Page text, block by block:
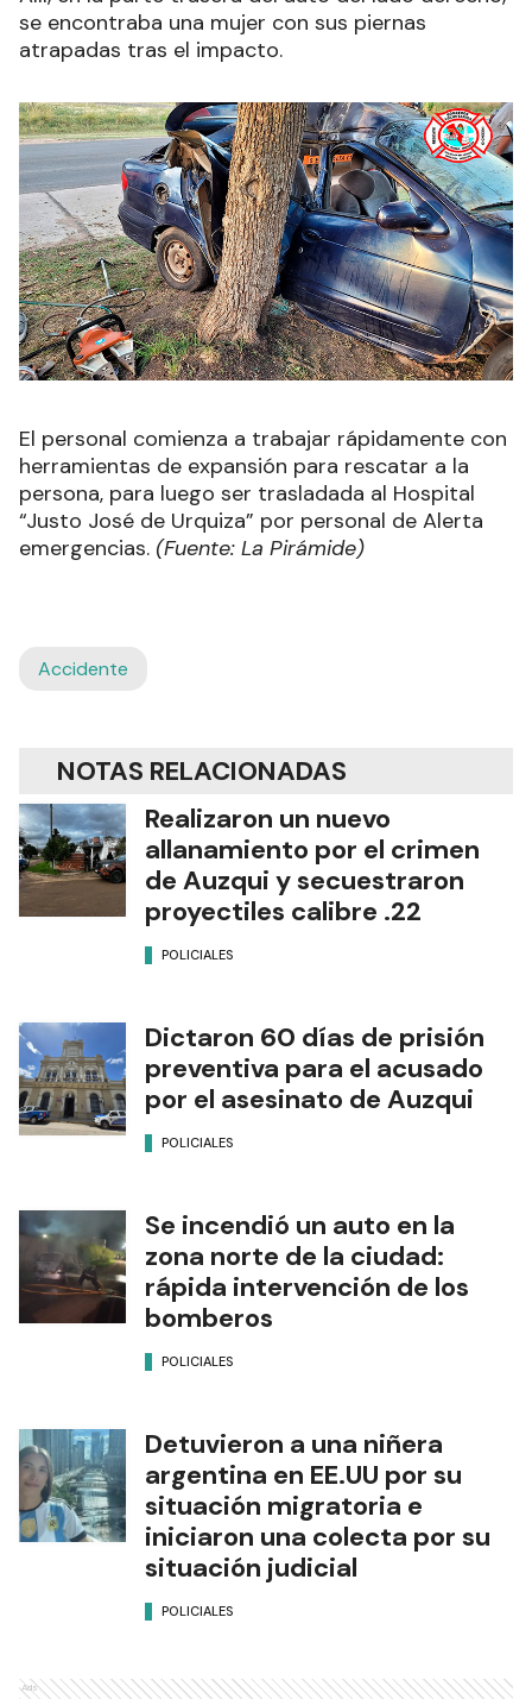
se encontraba una mujer con sus piernas
atrapadas tras el impacto.
El personal comienza a trabajar rápidamente con
herramientas de expansión para rescatar a la
persona, para luego ser trasladada al Hospital
“Justo José de Urquiza” por personal de Alerta
emergencias. (Fuente: La Pirámide)
Accidente
NOTAS RELACIONADAS
Realizaron un nuevo
allanamiento por el crimen
de Auzqui y secuestraron
proyectiles calibre .22
POLICIALES
Dictaron 60 días de prisión
preventiva para el acusado
por el asesinato de Auzqui
POLICIALES
Se incendió un auto en la
zona norte de la ciudad:
rápida intervención de los
bomberos
POLICIALES
Detuvieron a una niñera
argentina en EE.UU por su
situación migratoria e
iniciaron una colecta por su
situación judicial
POLICIALES
Ads